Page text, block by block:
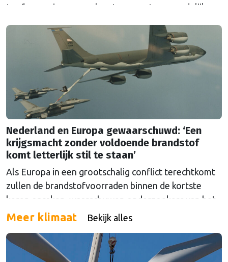
Leefomgeving waarschuwt voor extra maandelijkse
Nederland en Europa gewaarschuwd: ‘Een
krijgsmacht zonder voldoende brandstof
komt letterlijk stil te staan’
Als Europa in een grootschalig conflict terechtkomt
zullen de brandstofvoorraden binnen de kortste
keren opraken, waarschuwen onderzoekers van het
The Hague Centre for Strategic Studies. Vooral
Meer klimaat Bekijk alles